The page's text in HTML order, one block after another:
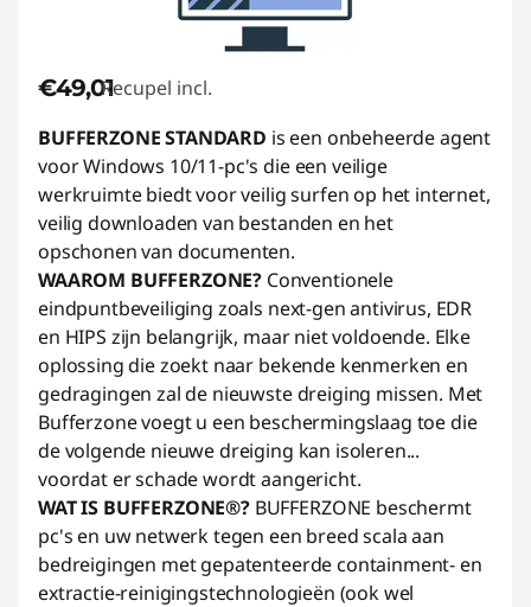
€49,01Recupel incl.
BUFFERZONE STANDARD is een onbeheerde agent
voor Windows 10/11-pc's die een veilige
werkruimte biedt voor veilig surfen op het internet,
veilig downloaden van bestanden en het
opschonen van documenten.
WAAROM BUFFERZONE? Conventionele
eindpuntbeveiliging zoals next-gen antivirus, EDR
en HIPS zijn belangrijk, maar niet voldoende. Elke
oplossing die zoekt naar bekende kenmerken en
gedragingen zal de nieuwste dreiging missen. Met
Bufferzone voegt u een beschermingslaag toe die
de volgende nieuwe dreiging kan isoleren...
voordat er schade wordt aangericht.
WAT IS BUFFERZONE®? BUFFERZONE beschermt
pc's en uw netwerk tegen een breed scala aan
bedreigingen met gepatenteerde containment- en
extractie-reinigingstechnologieën (ook wel